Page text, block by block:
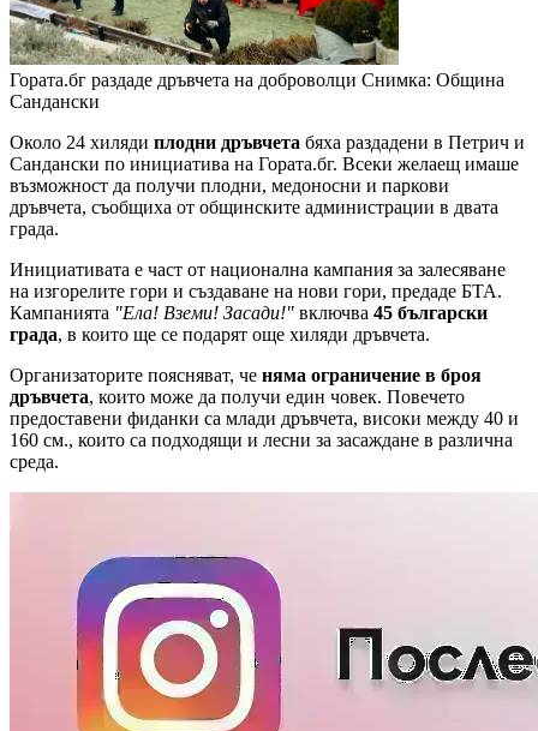
Гората.бг раздаде дръвчета на доброволци Снимка: Община
Сандански
Около 24 хиляди плодни дръвчета бяха раздадени в Петрич и
Сандански по инициатива на Гората.бг. Всеки желаещ имаше
възможност да получи плодни, медоносни и паркови
дръвчета, съобщиха от общинските администрации в двата
града.
Инициативата е част от национална кампания за залесяване
на изгорелите гори и създаване на нови гори, предаде БТА.
Кампанията "Ела! Вземи! Засади!" включва 45 български
града, в които ще се подарят още хиляди дръвчета.
Организаторите поясняват, че няма ограничение в броя
дръвчета, които може да получи един човек. Повечето
предоставени фиданки са млади дръвчета, високи между 40 и
160 см., които са подходящи и лесни за засаждане в различна
среда.